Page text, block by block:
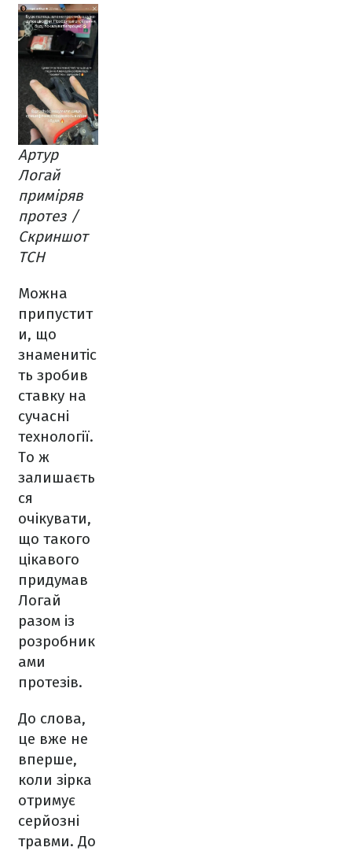
Артур
Логай
приміряв
протез /
Скриншот
ТСН
Можна
припустит
и, що
знаменитіс
ть зробив
ставку на
сучасні
технології.
То ж
залишаєть
ся
очікувати,
що такого
цікавого
придумав
Логай
разом із
розробник
ами
протезів.
До слова,
це вже не
вперше,
коли зірка
отримує
серйозні
травми. До